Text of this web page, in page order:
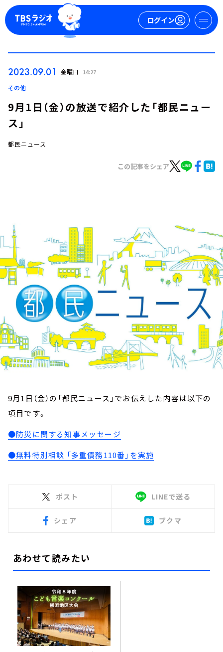
ログイン
イベント・グッズ
YouTube
会社情報
2023.09.01 金曜日 14:27
その他
9月1日（金）の放送で紹介した「都民ニュー
ス」
都民ニュース
この記事をシェア
9月1日（金）の「都民ニュース」でお伝えした内容は以下の
項目です。
●防災に関する知事メッセージ
●無料特別相談 「多重債務110番」を実施
ポスト LINEで送る
シェア ブクマ
あわせて読みたい